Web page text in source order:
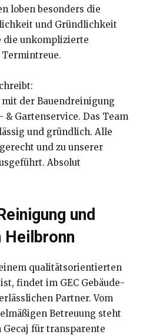
loben besonders die
und Gründlichkeit
die unkomplizierte
der Bauendreinigung
& Gartenservice. Das Team
und gründlich. Alle
und zu unserer
Absolut
und
Heilbronn
qualitätsorientierten
findet im GEC Gebäude-
Partner. Vom
Betreuung steht
Gecaj für transparente